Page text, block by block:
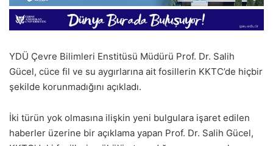
YDÜ Çevre Bilimleri Enstitüsü Müdürü Prof. Dr. Salih
Gücel, cüce fil ve su aygırlarına ait fosillerin KKTC’de hiçbir
şekilde korunmadığını açıkladı.
İki türün yok olmasına ilişkin yeni bulgulara işaret edilen
haberler üzerine bir açıklama yapan Prof. Dr. Salih Gücel,